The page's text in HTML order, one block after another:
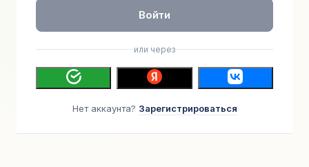
Войти
или через
Нет аккаунта? Зарегистрироваться